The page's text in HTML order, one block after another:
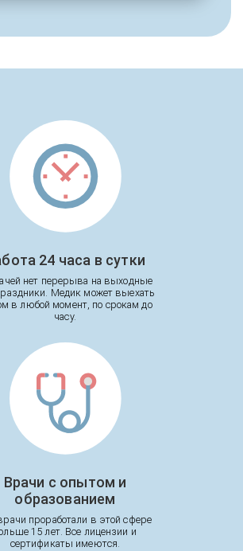
24 часа в сутки
нет перерыва на выходные
Медик может выехать
в любой момент, по срокам до
часу.
Врачи с опытом и
образованием
проработали в этой сфере
15 лет. Все лицензии и
сертификаты имеются.